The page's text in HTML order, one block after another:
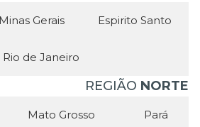
Minas Gerais Espirito Santo
Rio de Janeiro
REGIÃO NORTE
Mato Grosso Pará